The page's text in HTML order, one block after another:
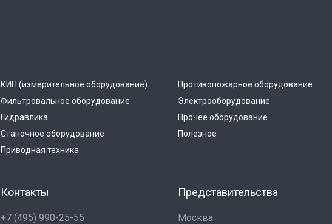
КИП (измерительное оборудование)
Фильтровальное оборудование
Гидравлика
Станочное оборудование
Приводная техника
Противопожарное оборудование
Электрооборудование
Прочее оборудование
Полезное
Контакты
+7 (495) 990-25-55
Представительства
Москва